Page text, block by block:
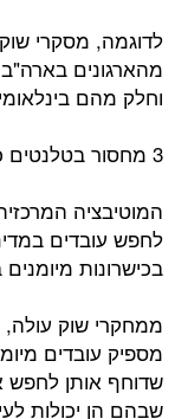
מהארגונים
וחלק מהם
3 מחסור בטלנטים כמנוע להאצת גיוס בינלאומי:
המוטיבציה
לחפש עובדים
בכישרונות
ממחקרי שוק
מספיק עובדים
שדוחף אותן לחפש
שבהם הן יכולות